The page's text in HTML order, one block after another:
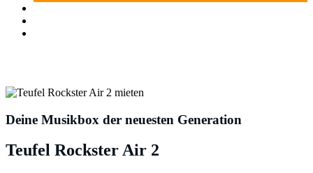
Deine Musikbox der neuesten Generation
Teufel Rockster Air 2